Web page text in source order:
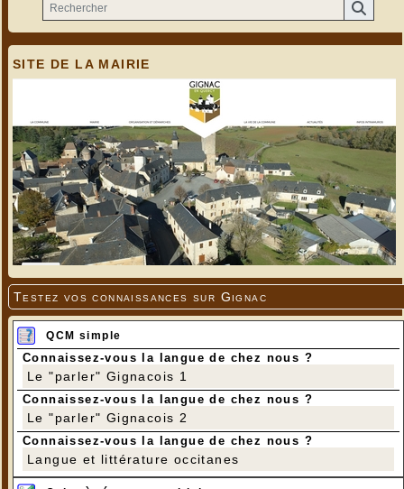
SITE DE LA MAIRIE
Testez vos connaissances sur Gignac
QCM simple
Connaissez-vous la langue de chez nous ?
Le "parler" Gignacois 1
Connaissez-vous la langue de chez nous ?
Le "parler" Gignacois 2
Connaissez-vous la langue de chez nous ?
Langue et littérature occitanes